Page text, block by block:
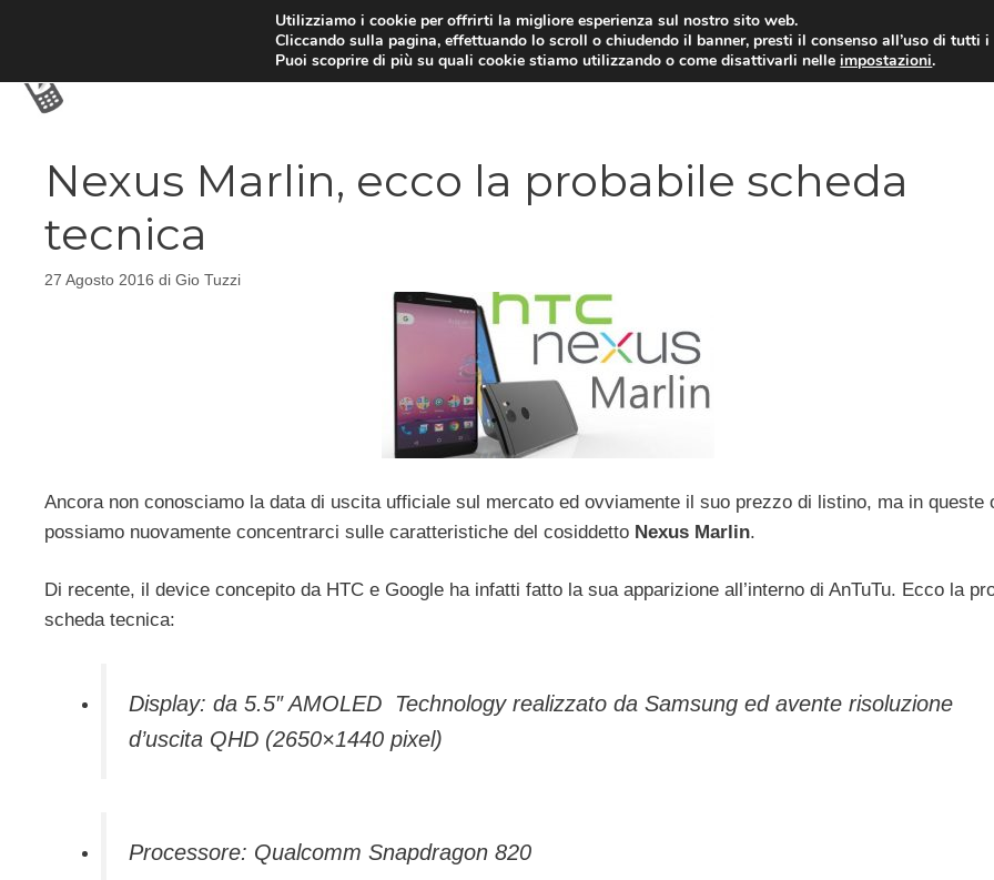
TARIFFE E PROMOZIONI
Nexus Marlin, ecco la probabile scheda
tecnica
27 Agosto 2016 di Gio Tuzzi
Ancora non conosciamo la data di uscita ufficiale sul mercato ed ovviamente il suo prezzo di listino, ma in queste
possiamo nuovamente concentrarci sulle caratteristiche del cosiddetto Nexus Marlin.
Di recente, il device concepito da HTC e Google ha infatti fatto la sua apparizione all’interno di AnTuTu. Ecco la
scheda tecnica:
Display: da 5.5″ AMOLED Technology realizzato da Samsung ed avente risoluzione
d’uscita QHD (2650×1440 pixel)
Processore: Qualcomm Snapdragon 820
Utilizziamo i cookie per offrirti la migliore esperienza sul nostro sito web.
Cliccando sulla pagina, effettuando lo scroll o chiudendo il banner, presti il consenso all’uso di tutti
Puoi scoprire di più su quali cookie stiamo utilizzando o come disattivarli nelleimpostazioni.